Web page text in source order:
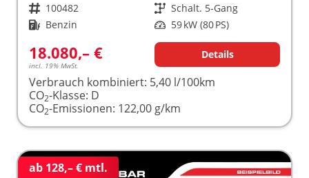
Fahrzeugnr. 100482 Getriebe Schalt. 5-Gang
Kraftstoff Benzin Leistung 59 kW (80 PS)
18.080,– €
incl. 19% MwSt.
Details
Verbrauch kombiniert: 5,40 l/100km
CO2-Klasse: D
CO2-Emissionen: 122,00 g/km
ab 128,– € mtl.